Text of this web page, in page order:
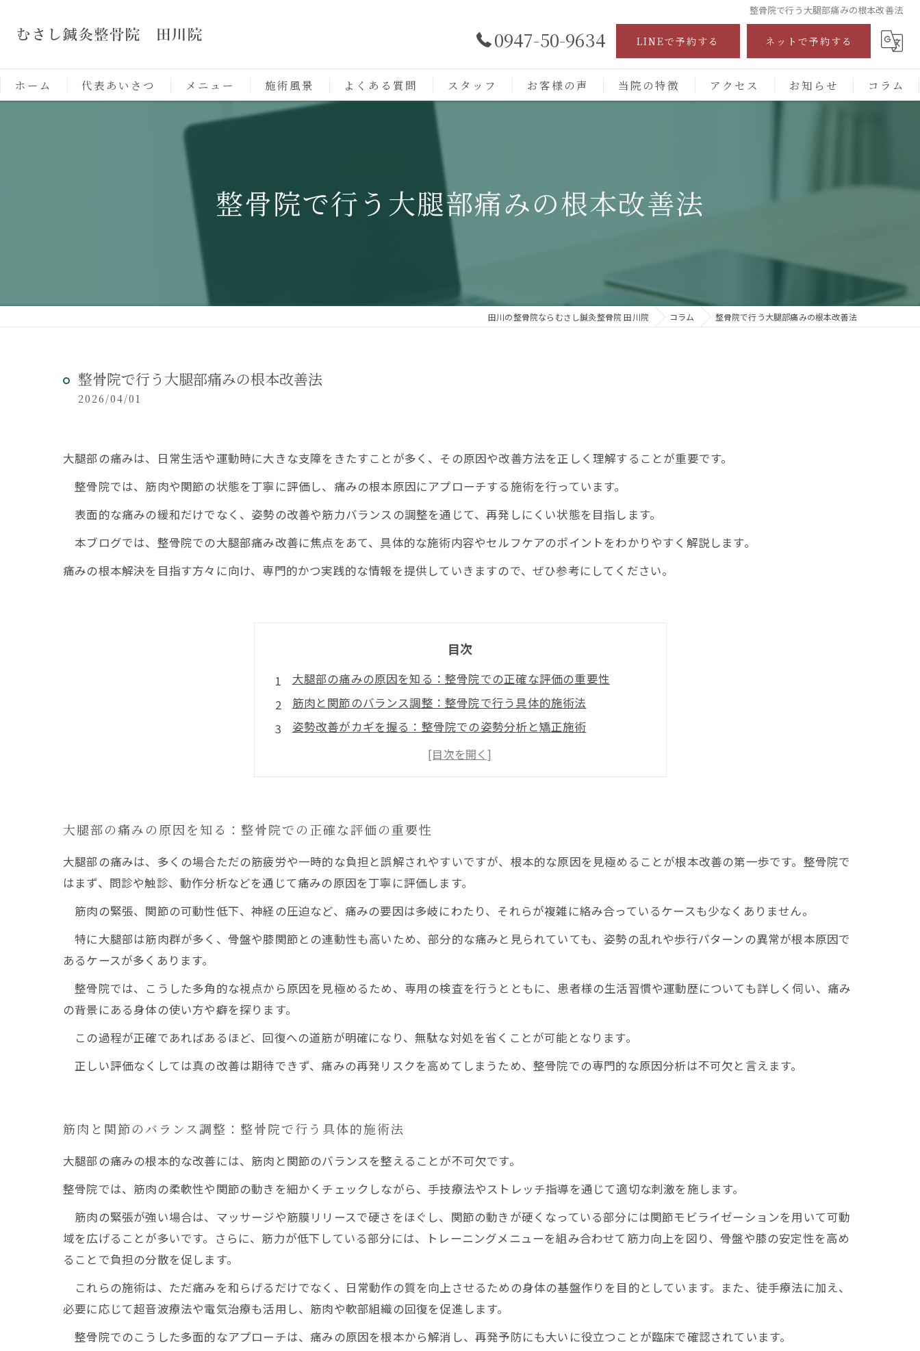
整骨院で行う大腿部痛みの根本改善法
0947-50-9634 LINEで予約する ネットで予約する
ホーム 代表あいさつ メニュー 施術風景 よくある質問 スタッフ お客様の声 当院の特徴
保険施術
アクセス お知らせ コラム
整骨院で行う大腿部痛みの根本改善法
田川の整骨院ならむさし鍼灸整骨院 田川院 コラム 整骨院で行う大腿部痛みの根本改善法
整骨院で行う大腿部痛みの根本改善法
2026/04/01
大腿部の痛みは、日常生活や運動時に大きな支障をきたすことが多く、その原因や改善方法を正しく理解することが重要です。
整骨院では、筋肉や関節の状態を丁寧に評価し、痛みの根本原因にアプローチする施術を行っています。
表面的な痛みの緩和だけでなく、姿勢の改善や筋力バランスの調整を通じて、再発しにくい状態を目指します。
本ブログでは、整骨院での大腿部痛み改善に焦点をあて、具体的な施術内容やセルフケアのポイントをわかりやすく解説します。
痛みの根本解決を目指す方々に向け、専門的かつ実践的な情報を提供していきますので、ぜひ参考にしてください。
目次
大腿部の痛みの原因を知る：整骨院での正確な評価の重要性
筋肉と関節のバランス調整：整骨院で行う具体的施術法
姿勢改善がカギを握る：整骨院での姿勢分析と矯正施術
日常生活でできるセルフケアとその実践法
大腿部の痛みの原因を知る：整骨院での正確な評価の重要性
大腿部の痛みは、多くの場合ただの筋疲労や一時的な負担と誤解されやすいですが、根本的な原因を見極めることが根本改善の第一歩です。整骨院で
はまず、問診や触診、動作分析などを通じて痛みの原因を丁寧に評価します。
筋肉の緊張、関節の可動性低下、神経の圧迫など、痛みの要因は多岐にわたり、それらが複雑に絡み合っているケースも少なくありません。
特に大腿部は筋肉群が多く、骨盤や膝関節との連動性も高いため、部分的な痛みと見られていても、姿勢の乱れや歩行パターンの異常が根本原因で
あるケースが多くあります。
整骨院では、こうした多角的な視点から原因を見極めるため、専用の検査を行うとともに、患者様の生活習慣や運動歴についても詳しく伺い、痛み
の背景にある身体の使い方や癖を探ります。
この過程が正確であればあるほど、回復への道筋が明確になり、無駄な対処を省くことが可能となります。
正しい評価なくしては真の改善は期待できず、痛みの再発リスクを高めてしまうため、整骨院での専門的な原因分析は不可欠と言えます。
筋肉と関節のバランス調整：整骨院で行う具体的施術法
大腿部の痛みの根本的な改善には、筋肉と関節のバランスを整えることが不可欠です。
整骨院では、筋肉の柔軟性や関節の動きを細かくチェックしながら、手技療法やストレッチ指導を通じて適切な刺激を施します。
筋肉の緊張が強い場合は、マッサージや筋膜リリースで硬さをほぐし、関節の動きが硬くなっている部分には関節モビライゼーションを用いて可動
域を広げることが多いです。さらに、筋力が低下している部分には、トレーニングメニューを組み合わせて筋力向上を図り、骨盤や膝の安定性を高め
ることで負担の分散を促します。
これらの施術は、ただ痛みを和らげるだけでなく、日常動作の質を向上させるための身体の基盤作りを目的としています。また、徒手療法に加え、
必要に応じて超音波療法や電気治療も活用し、筋肉や軟部組織の回復を促進します。
整骨院でのこうした多面的なアプローチは、痛みの原因を根本から解消し、再発予防にも大いに役立つことが臨床で確認されています。